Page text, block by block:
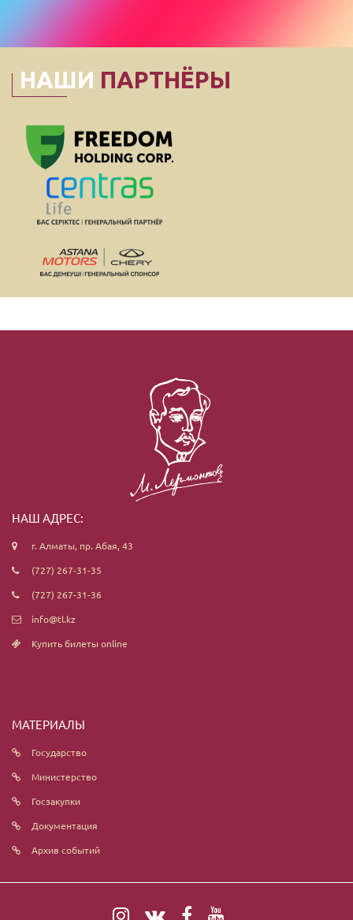
НАШИ ПАРТНЁРЫ
НАШ АДРЕС:
г. Алматы, пр. Абая, 43
(727) 267-31-35
(727) 267-31-36
info@tl.kz
Купить билеты online
МАТЕРИАЛЫ
Государство
Министерство
Госзакупки
Документация
Архив событий